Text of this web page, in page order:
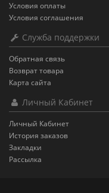
Условия оплаты
Условия соглашения
Служба поддержки
Обратная связь
Возврат товара
Карта сайта
Личный Кабинет
Личный Кабинет
История заказов
Закладки
Рассылка